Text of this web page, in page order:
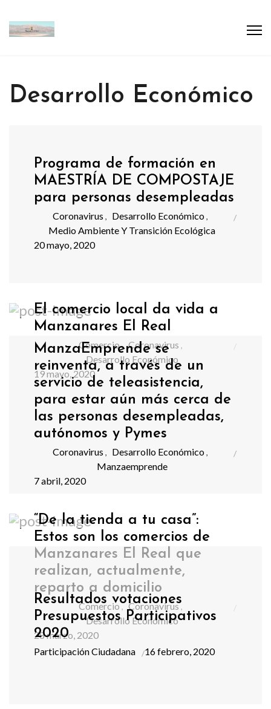
Desarrollo Económico
Programa de formación en
MAESTRÍA DE COMPOSTAJE
para personas desempleadas
Coronavirus , Desarrollo Económico,
Medio Ambiente Y Transición Ecológica
20 mayo, 2020
El comercio local da vida a
Manzanares El Real
Comercio, Coronavirus ,
Desarrollo Económico
19 mayo, 2020
ManzaEmprende se
reinventa, a través de un
servicio de teleasistencia,
para estar aún más cerca de
las personas desempleadas,
autónomos y Pymes
Coronavirus , Desarrollo Económico,
Manzaemprende
7 abril, 2020
“De la tienda a tu casa”:
Estos son los comercios de
Manzanares El Real que
realizan, actualmente,
reparto a domicilio
Comercio, Coronavirus,
Desarrollo Económico
28 marzo, 2020
Resultados votaciones
Presupuestos Participativos
2020
Participación Ciudadana 16 febrero, 2020